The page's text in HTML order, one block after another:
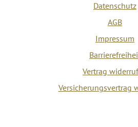
Datenschutz
AGB
Impressum
Vertrag
Versicherungsvertrag